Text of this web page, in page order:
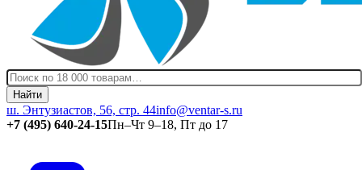
Найти
ш. Энтузиастов, 56, стр. 44info@ventar-s.ru
+7 (495) 640-24-15Пн–Чт 9–18, Пт до 17